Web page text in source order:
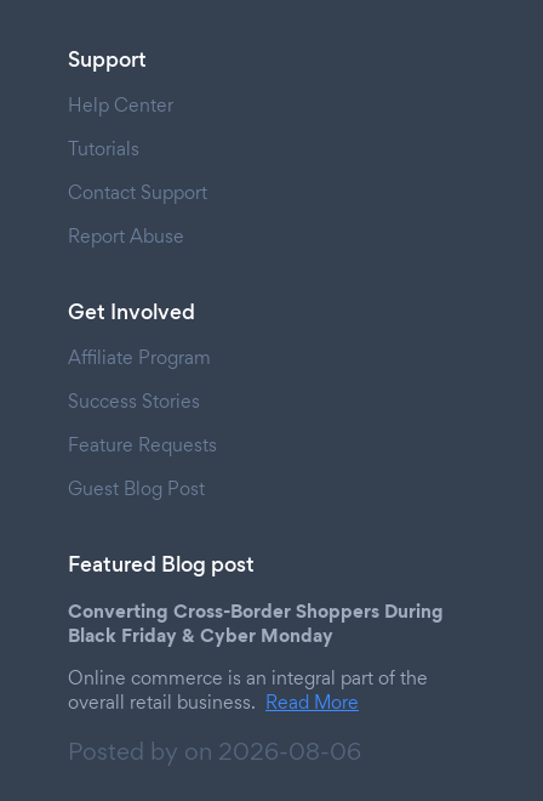
Support
Help Center
Tutorials
Contact Support
Report Abuse
Get Involved
Affiliate Program
Success Stories
Feature Requests
Guest Blog Post
Featured Blog post
Converting Cross-Border Shoppers During
Black Friday & Cyber Monday
Online commerce is an integral part of the
overall retail business. Read More
Posted by on 2026-08-06